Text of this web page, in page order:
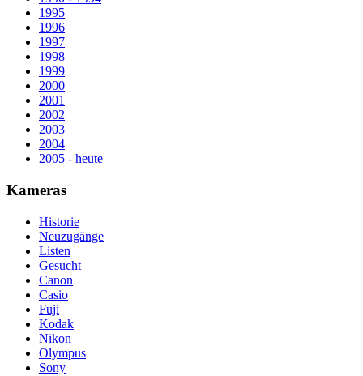
1995
1996
1997
1998
1999
2000
2001
2002
2003
2004
2005 - heute
Kameras
Historie
Neuzugänge
Listen
Gesucht
Canon
Casio
Fuji
Kodak
Nikon
Olympus
Sony